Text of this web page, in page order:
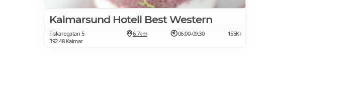
Kalmarsund Hotell Best Western
Fiskaregatan 5
392 48 Kalmar
6.7km 06:00-09:30 155Kr